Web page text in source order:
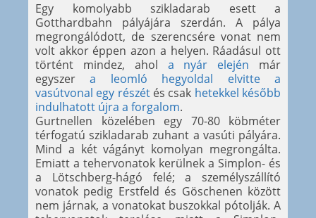
Egy komolyabb szikladarab esett a
Gotthardbahn pályájára szerdán. A pálya
megrongálódott, de szerencsére vonat nem
volt akkor éppen azon a helyen. Ráadásul ott
történt mindez, ahol a nyár elején már
egyszera leomló hegyoldal elvitte a
vasútvonal egy részétés csak hetekkel később
indulhatott újra a forgalom.
Gurtnellen közelében egy 70-80 köbméter
térfogatú szikladarab zuhant a vasúti pályára.
Mind a két vágányt komolyan megrongálta.
Emiatt a tehervonatok kerülnek a Simplon- és
a Lötschberg-hágó felé; a személyszállító
vonatok pedig Erstfeld és Göschenen között
nem járnak, a vonatokat buszokkal pótolják. A